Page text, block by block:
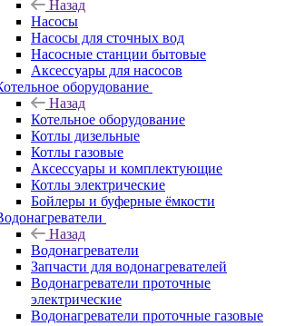
Назад
Насосы
Насосы для сточных вод
Насосные станции бытовые
Аксессуары для насосов
оборудование
Назад
Котельное оборудование
Котлы дизельные
Котлы газовые
Аксессуары и комплектующие
Котлы электрические
Бойлеры и буферные ёмкости
Назад
Водонагреватели
Запчасти для водонагревателей
Водонагреватели проточные
электрические
Водонагреватели проточные газовые